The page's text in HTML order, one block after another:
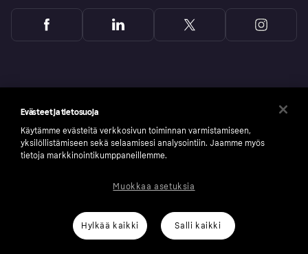
number: 556737-0431
Klarnan evästeselosteKlarna.com
Evästeet ja tietosuoja
Käytämme evästeitä verkkosivun toiminnan varmistamiseen,
yksilöllistämiseen sekä selaamisesi analysointiin. Jaamme myös
tietoja markkinointikumppaneillemme.
Hylkää kaikki Salli kaikki
Muokkaa asetuksia